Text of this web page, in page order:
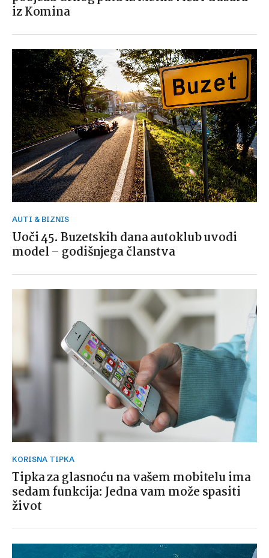
iz Komina
AUTI & BIZNIS
Uoči 45. Buzetskih dana autoklub uvodi
model – godišnjega članstva
KORISNA TIPKA
Tipka za glasnoću na vašem mobitelu ima
sedam funkcija: Jedna vam može spasiti
život